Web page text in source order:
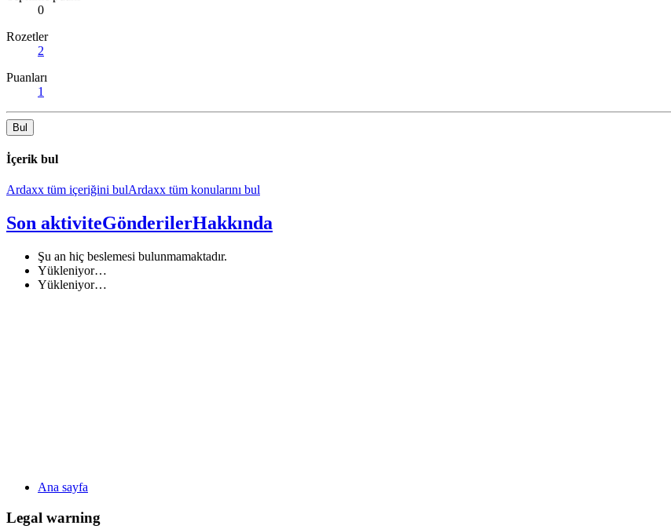
0
Rozetler
2
Puanları
1
Bul
İçerik bul
Ardaxx tüm içeriğini bulArdaxx tüm konularını bul
Son aktiviteGönderilerHakkında
Şu an hiç beslemesi bulunmamaktadır.
Yükleniyor…
Yükleniyor…
Ana sayfa
Legal warning